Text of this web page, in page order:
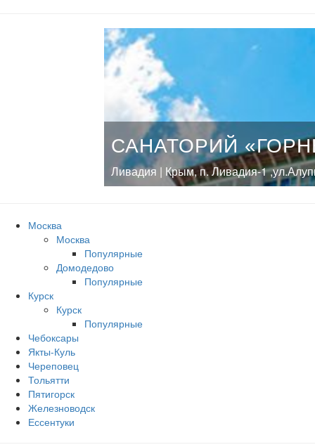
САНАТОРИЙ
Ливадия | Крым, п. Ливадия-1
Москва
Москва
Популярные
Домодедово
Популярные
Курск
Курск
Популярные
Чебоксары
Якты-Куль
Череповец
Тольятти
Пятигорск
Железноводск
Ессентуки